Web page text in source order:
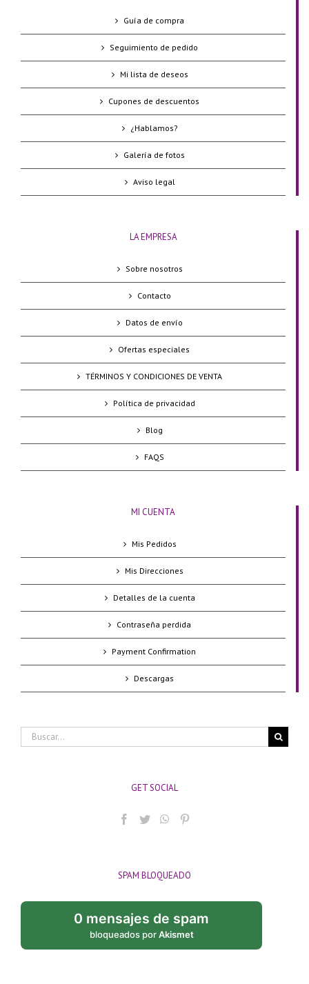
Guía de compra
Seguimiento de pedido
Mi lista de deseos
Cupones de descuentos
¿Hablamos?
Galería de fotos
Aviso legal
LA EMPRESA
Sobre nosotros
Contacto
Datos de envío
Ofertas especiales
TÉRMINOS Y CONDICIONES DE VENTA
Política de privacidad
Blog
FAQS
MI CUENTA
Mis Pedidos
Mis Direcciones
Detalles de la cuenta
Contraseña perdida
Payment Confirmation
Descargas
Buscar:
GET SOCIAL
SPAM BLOQUEADO
0 mensajes de spam
bloqueados porAkismet